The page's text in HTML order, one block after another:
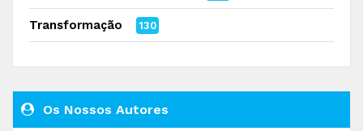
Transformação 130
Os Nossos Autores